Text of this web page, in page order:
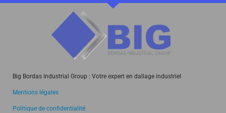
Big Bordas Industrial Group : Votre expert en dallage industriel
Mentions légales
Politique de confidentialité